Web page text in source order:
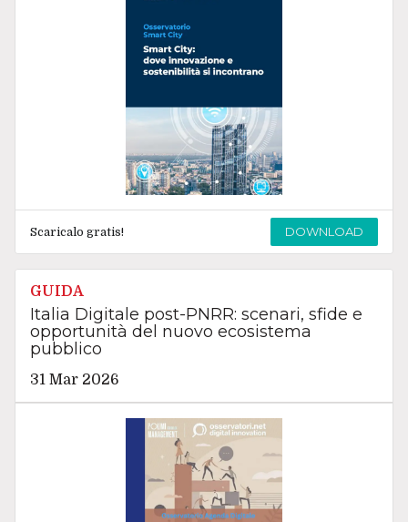
Scaricalo gratis! DOWNLOAD
GUIDA
Italia Digitale post-PNRR: scenari, sfide e
opportunità del nuovo ecosistema
pubblico
31 Mar 2026